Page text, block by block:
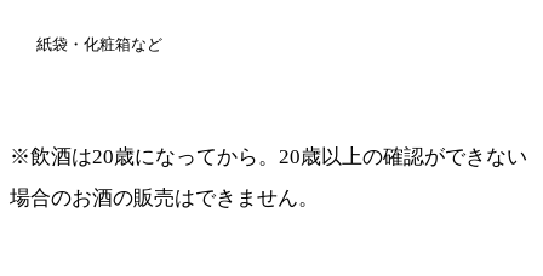
紙袋・化粧箱など
※飲酒は20歳になってから。20歳以上の確認ができない
場合のお酒の販売はできません。